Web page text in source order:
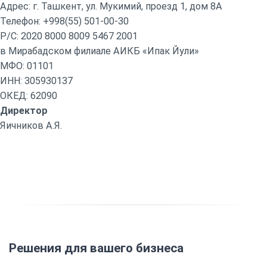
Адрес: г. Ташкент, ул. Мукимий, проезд 1, дом 8А
Телефон: +998(55) 501-00-30
Р/С: 2020 8000 8009 5467 2001
в Мирабадском филиале АИКБ «Ипак Йули»
МФО: 01101
ИНН: 305930137
ОКЕД: 62090
Директор
Яичников А.Я.
Решения для вашего бизнеса